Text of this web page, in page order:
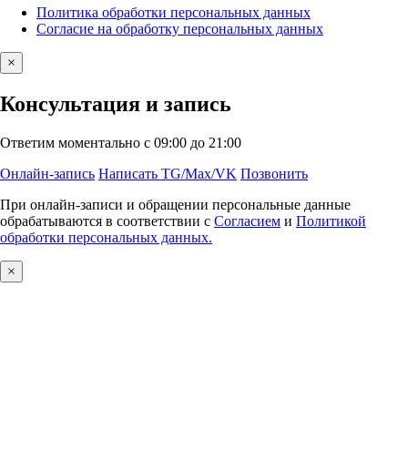
Политика обработки персональных данных
Согласие на обработку персональных данных
×
Консультация и запись
Ответим моментально с 09:00 до 21:00
Онлайн-запись Написать TG/Max/VK Позвонить
При онлайн-записи и обращении персональные данные
обрабатываются в соответствии с Согласием и Политикой
обработки персональных данных.
×